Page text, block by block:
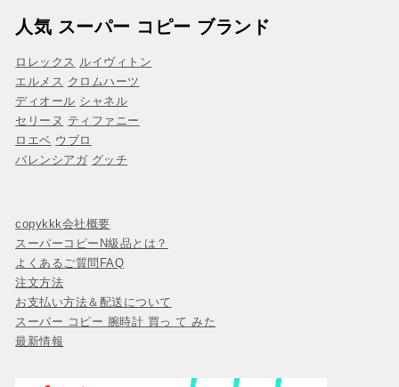
人気 スーパー コピー ブランド
ロレックス ルイヴィトン
エルメス クロムハーツ
ディオール シャネル
セリーヌ ティファニー
ロエベ ウブロ
バレンシアガ グッチ
copykkk会社概要
スーパーコピーN級品とは？
よくあるご質問FAQ
注文方法
お支払い方法＆配送について
スーパー コピー 腕時計 買っ て みた
最新情報